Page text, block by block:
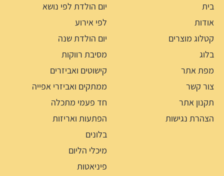
בית
אודות
קטלוג מוצרים
בלוג
מפת אתר
צור קשר
תקנון אתר
הצהרת נגישות
יום הולדת לפי נושא
לפי אירוע
יום הולדת שנה
מסיבת רווקות
קישוטים ואביזרים
ממתקים ואביזרי אפייה
חד פעמי מתכלה
הפתעות ואריזות
בלונים
מיכלי הליום
פיניאטות